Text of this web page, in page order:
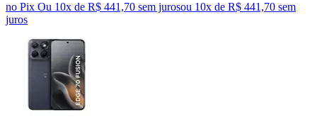
no Pix Ou 10x de R$ 441,70 sem jurosou 10x de R$ 441,70 sem
juros